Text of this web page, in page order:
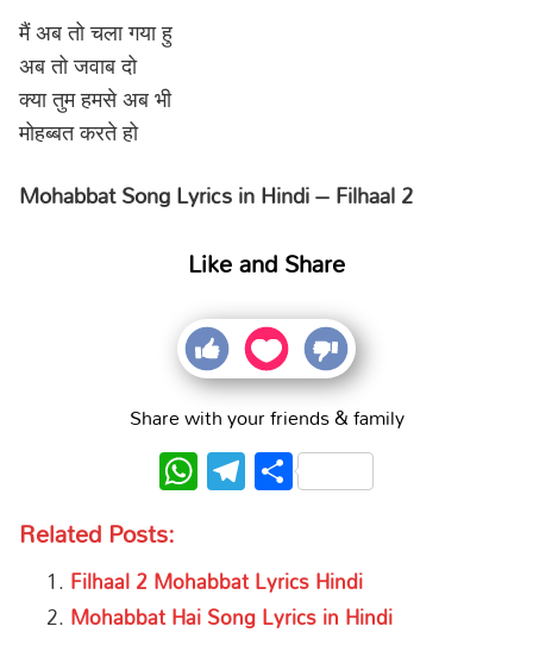
मैं अब तो चला गया हु
अब तो जवाब दो
क्या तुम हमसे अब भी
मोहब्बत करते हो
Mohabbat Song Lyrics in Hindi – Filhaal 2
Like and Share
Share with your friends & family
WhatsApp
Telegram
Share
Related Posts:
Filhaal 2 Mohabbat Lyrics Hindi
Mohabbat Hai Song Lyrics in Hindi